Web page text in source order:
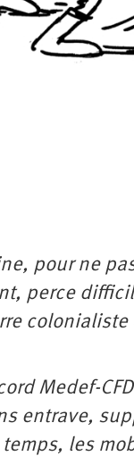
pour ne
perce
Medef-
entrave,
temps, les